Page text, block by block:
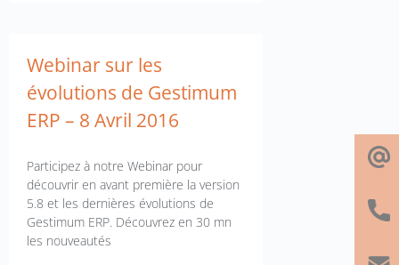
Webinar sur les
évolutions de Gestimum
ERP – 8 Avril 2016
Participez à notre Webinar pour
découvrir en avant première la version
5.8 et les dernières évolutions de
Gestimum ERP. Découvrez en 30 mn
les nouveautés